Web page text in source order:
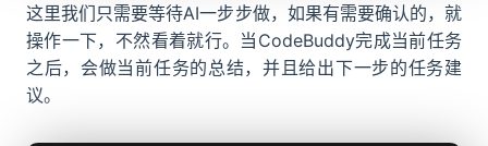
这里我们只需要等待AI一步步做，如果有需要确认的，就
操作一下，不然看着就行。当CodeBuddy完成当前任务
之后，会做当前任务的总结，并且给出下一步的任务建
议。